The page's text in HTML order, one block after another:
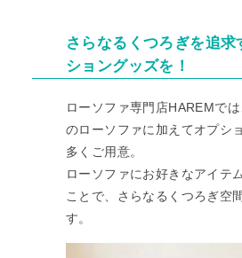
さらなるくつろぎを追求
ショングッズを！
ローソファ専門店HAREMで
のローソファに加えてオプシ
多くご用意。
ローソファにお好きなアイテ
ことで、さらなるくつろぎ空
す。